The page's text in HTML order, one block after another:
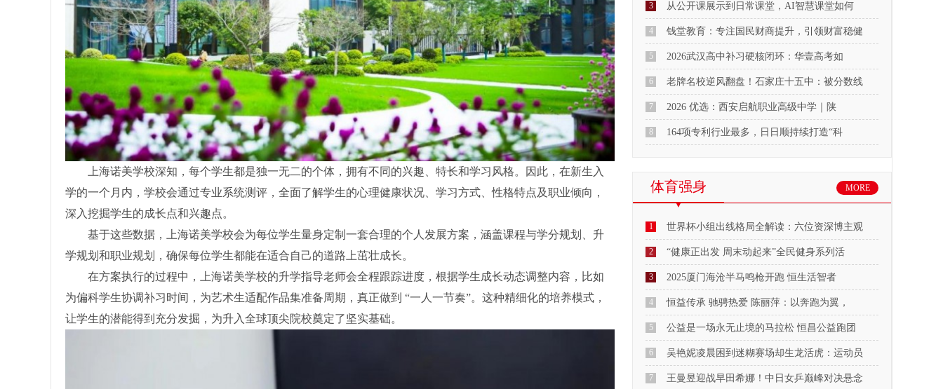
上海诺美学校深知，每个学生都是独一无二的个体，拥有不同的兴趣、特长和学习风格。因此，在新生入
学的一个月内，学校会通过专业系统测评，全面了解学生的心理健康状况、学习方式、性格特点及职业倾向，
深入挖掘学生的成长点和兴趣点。
基于这些数据，上海诺美学校会为每位学生量身定制一套合理的个人发展方案，涵盖课程与学分规划、升
学规划和职业规划，确保每位学生都能在适合自己的道路上茁壮成长。
在方案执行的过程中，上海诺美学校的升学指导老师会全程跟踪进度，根据学生成长动态调整内容，比如
为偏科学生协调补习时间，为艺术生适配作品集准备周期，真正做到 “一人一节奏”。这种精细化的培养模式，
让学生的潜能得到充分发掘，为升入全球顶尖院校奠定了坚实基础。
3 从公开课展示到日常课堂，AI智慧课堂如何
4 钱堂教育：专注国民财商提升，引领财富稳健
5 2026武汉高中补习硬核闭环：华壹高考如
6 老牌名校逆风翻盘！石家庄十五中：被分数线
7 2026 优选：西安启航职业高级中学｜陕
8 164项专利行业最多，日日顺持续打造“科
体育强身 MORE
1 世界杯小组出线格局全解读：六位资深博主观
2 “健康正出发 周末动起来”全民健身系列活
3 2025厦门海沧半马鸣枪开跑 恒生活智者
4 恒益传承 驰骋热爱 陈丽萍：以奔跑为翼，
5 公益是一场永无止境的马拉松 恒昌公益跑团
6 吴艳妮凌晨困到迷糊赛场却生龙活虎：运动员
7 王曼昱迎战早田希娜！中日女乒巅峰对决悬念